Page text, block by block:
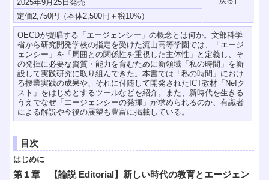
2025年9月25日発売
OECDが提唱する「エージェンシー」の概念とは何か。文部科学
省から研究開発学校の指定を受けた流山高等学園では、「エージ
ェンシー」を「周囲との関係性を重視した主体性」と定義し、そ
の発揮に必要な資質・能力を育むために新領域「私の時間」を新
設して実践研究に取り組んできた。本書では「私の時間」におけ
る授業実践の成果や、それに付随して開発されたICT教材「Ne!ク
スト」をはじめとするツールなどを紹介。また、新時代を生きる
うえでなぜ「エージェンシーの発揮」が求められるのか、有識者
による解説や今後の展望も豊富に掲載している。
目次
はじめに
第１章 【論説 Editorial】新しい時代の教育とエージェン